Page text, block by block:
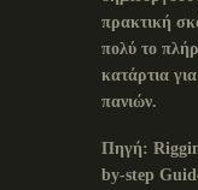
πρακτική
πολύ το
κατάρτια
πανιών.
Πηγή:
by-step